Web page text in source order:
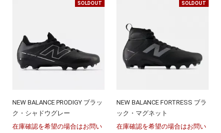
SOLDOUT
NEW BALANCE PRODIGY ブラッ
ク・シャドウグレー
在庫確認を希望の場合はお問い
SOLDOUT
NEW BALANCE FORTRESS ブラ
ック・マグネット
在庫確認を希望の場合はお問い